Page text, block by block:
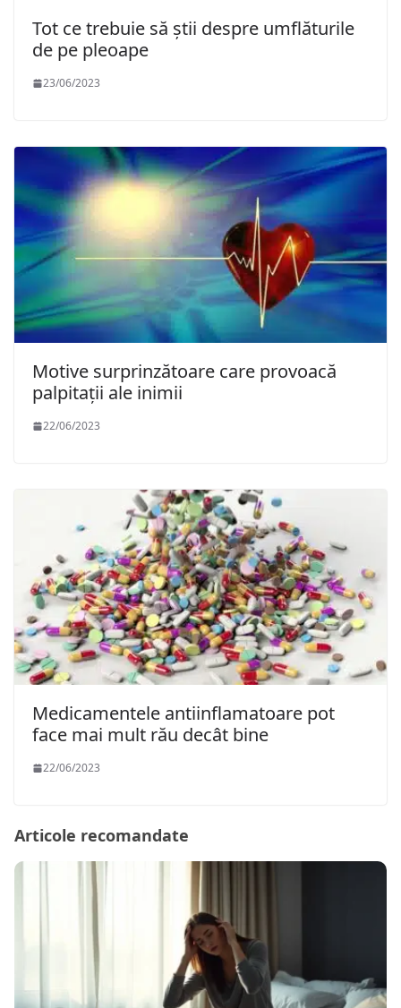
Tot ce trebuie să știi despre umflăturile
de pe pleoape
23/06/2023
Motive surprinzătoare care provoacă
palpitații ale inimii
22/06/2023
Medicamentele antiinflamatoare pot
face mai mult rău decât bine
22/06/2023
Articole recomandate